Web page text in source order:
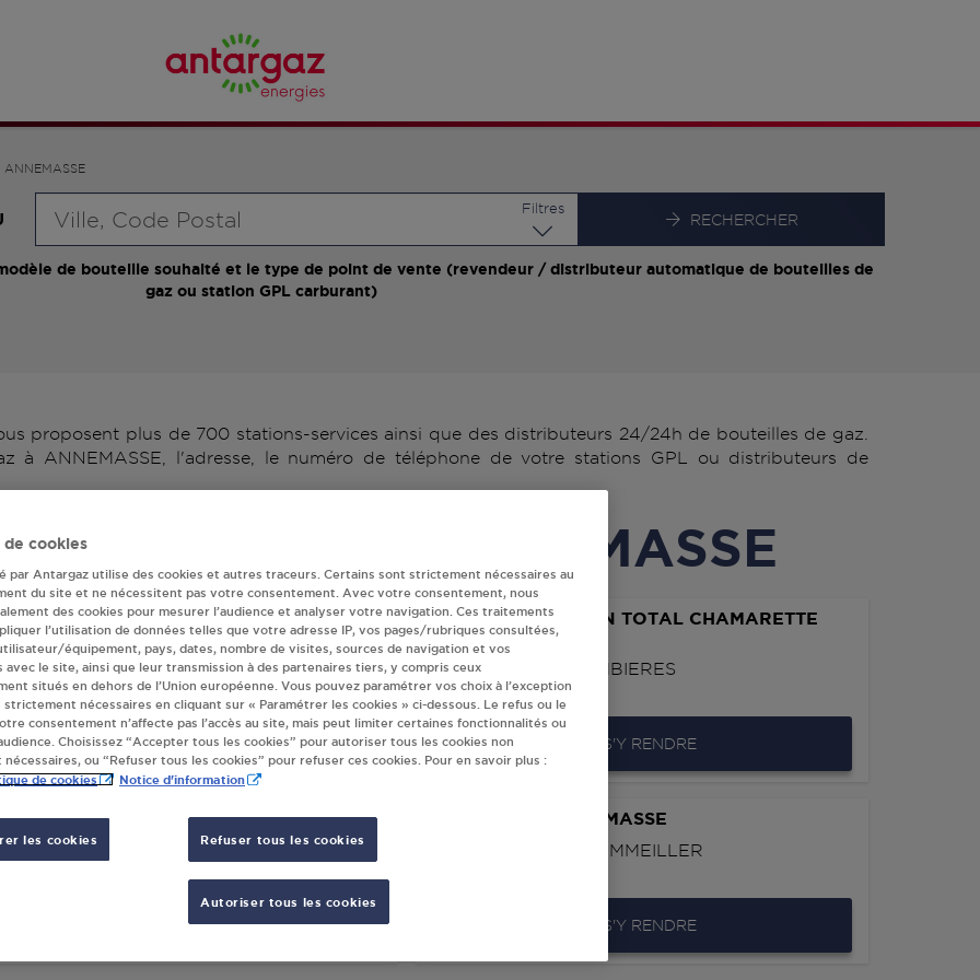
ANNEMASSE
Filtres
RECHERCHER
de bouteille souhaité et le type de point de vente (revendeur / distributeur automatique de bouteilles de
gaz ou station GPL carburant)
proposent plus de 700 stations-services ainsi que des distributeurs 24/24h de bouteilles de gaz.
à ANNEMASSE, l'adresse, le numéro de téléphone de votre stations GPL ou distributeurs de
Antargaz à ANNEMASSE
MARKET SCX DISTRIBUTION
FLORISSANT
ANNEMASSE
S'Y RENDRE
SARL PERI STATION TOTAL CHAMARETTE
ANNEMASSE
66 ROUTE D'ETREMBIERES
74100ANNEMASSE
S'Y RENDRE
- RELAIS LES VOIRONS ANNEMASSE
DE THONON
S'Y RENDRE
NOVASANIT ANNEMASSE
7 RUE GERMAIN SOMMEILLER
S'Y RENDRE
de cookies
par Antargaz utilise des cookies et autres traceurs. Certains sont strictement nécessaires au
du site et ne nécessitent pas votre consentement. Avec votre consentement, nous
des cookies pour mesurer l’audience et analyser votre navigation. Ces traitements
l’utilisation de données telles que votre adresse IP, vos pages/rubriques consultées,
équipement, pays, dates, nombre de visites, sources de navigation et vos
avec le site, ainsi que leur transmission à des partenaires tiers, y compris ceux
situés en dehors de l’Union européenne. Vous pouvez paramétrer vos choix à l’exception
strictement nécessaires en cliquant sur « Paramétrer les cookies » ci-dessous. Le refus ou le
consentement n’affecte pas l’accès au site, mais peut limiter certaines fonctionnalités ou
Choisissez “Accepter tous les cookies” pour autoriser tous les cookies non
ou “Refuser tous les cookies” pour refuser ces cookies. Pour en savoir plus :
de cookies Notice d'information
les cookies Refuser tous les cookies
Autoriser tous les cookies